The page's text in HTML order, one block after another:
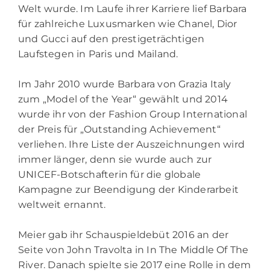
Welt wurde. Im Laufe ihrer Karriere lief Barbara
für zahlreiche Luxusmarken wie Chanel, Dior
und Gucci auf den prestigeträchtigen
Laufstegen in Paris und Mailand.
Im Jahr 2010 wurde Barbara von Grazia Italy
zum „Model of the Year“ gewählt und 2014
wurde ihr von der Fashion Group International
der Preis für „Outstanding Achievement“
verliehen. Ihre Liste der Auszeichnungen wird
immer länger, denn sie wurde auch zur
UNICEF-Botschafterin für die globale
Kampagne zur Beendigung der Kinderarbeit
weltweit ernannt.
Meier gab ihr Schauspieldebüt 2016 an der
Seite von John Travolta in In The Middle Of The
River. Danach spielte sie 2017 eine Rolle in dem